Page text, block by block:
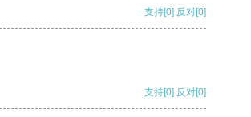
支持[0] 反对[0]
支持[0] 反对[0]